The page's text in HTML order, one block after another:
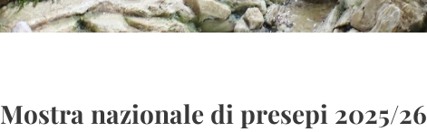
Mostra nazionale di presepi 2025/26